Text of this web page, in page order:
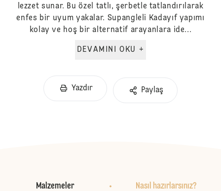
lezzet sunar. Bu özel tatlı, şerbetle tatlandırılarak
enfes bir uyum yakalar. Supangleli Kadayıf yapımı
kolay ve hoş bir alternatif arayanlara ide...
DEVAMINI OKU +
Yazdır Paylaş
Malzemeler Nasıl hazırlarsınız?